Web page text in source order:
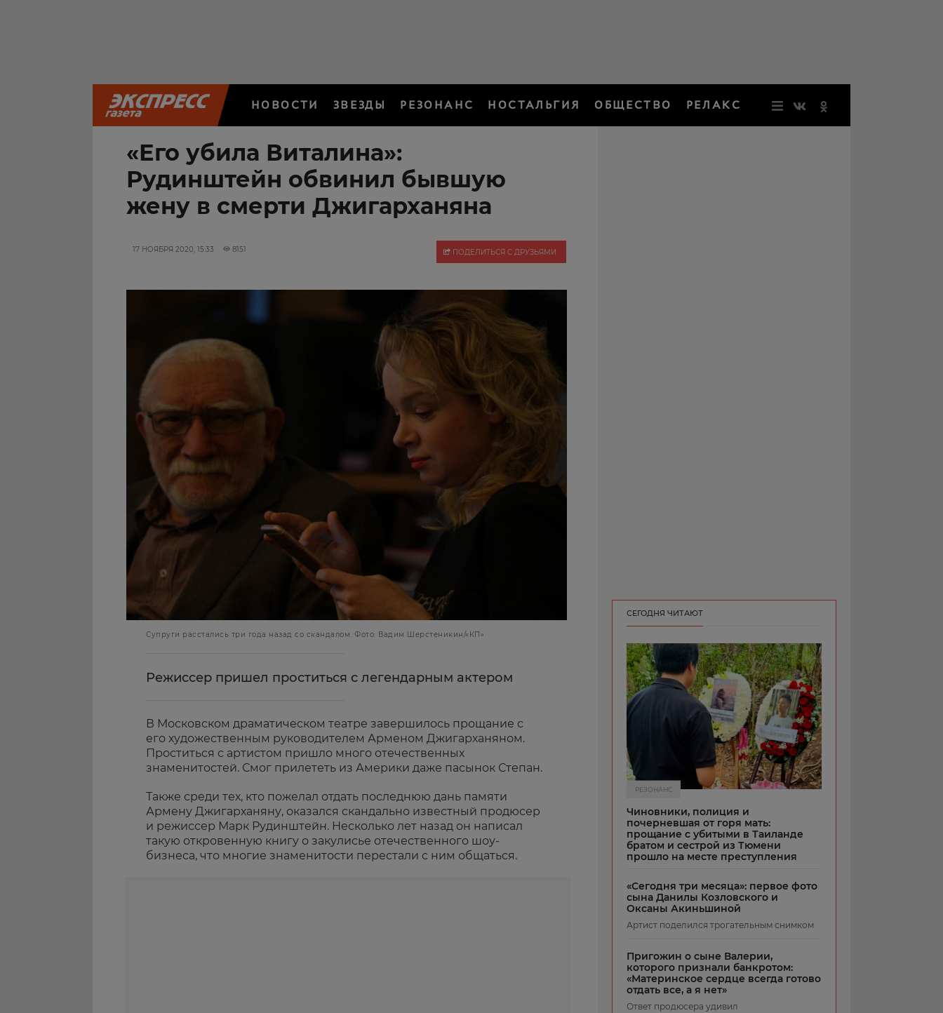
НОВОСТИ ЗВЕЗДЫ РЕЗОНАНС НОСТАЛЬГИЯ ОБЩЕСТВО РЕЛАКС
«Его убила Виталина»:
Рудинштейн обвинил бывшую
жену в смерти Джигарханяна
17 НОЯБРЯ 2020, 15:33 8151 ПОДЕЛИТЬСЯ С ДРУЗЬЯМИ
Супруги расстались три года назад со скандалом. Фото: Вадим Шерстеникин/«КП»
Режиссер пришел проститься с легендарным актером
В Московском драматическом театре завершилось прощание с
его художественным руководителем Арменом Джигарханяном.
Проститься с артистом пришло много отечественных
знаменитостей. Смог прилететь из Америки даже пасынок Степан.
Также среди тех, кто пожелал отдать последнюю дань памяти
Армену Джигарханяну, оказался скандально известный продюсер
и режиссер Марк Рудинштейн. Несколько лет назад он написал
такую откровенную книгу о закулисье отечественного шоу-
бизнеса, что многие знаменитости перестали с ним общаться.
СЕГОДНЯ ЧИТАЮТ
РЕЗОНАНС
Чиновники, полиция и
почерневшая от горя мать:
прощание с убитыми в Таиланде
братом и сестрой из Тюмени
прошло на месте преступления
«Сегодня три месяца»: первое фото
сына Данилы Козловского и
Оксаны Акиньшиной
Артист поделился трогательным снимком
Пригожин о сыне Валерии,
которого признали банкротом:
«Материнское сердце всегда готово
отдать все, а я нет»
Ответ продюсера удивил